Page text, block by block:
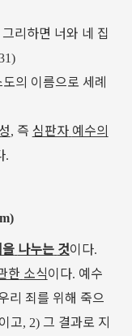
그리하면 너와 네 집
의 이름으로 세례
, 즉 심판자 예수의
.
나누는 것이다.
한 소식이다. 예수
리 죄를 위해 죽으
고, 2) 그 결과로 지